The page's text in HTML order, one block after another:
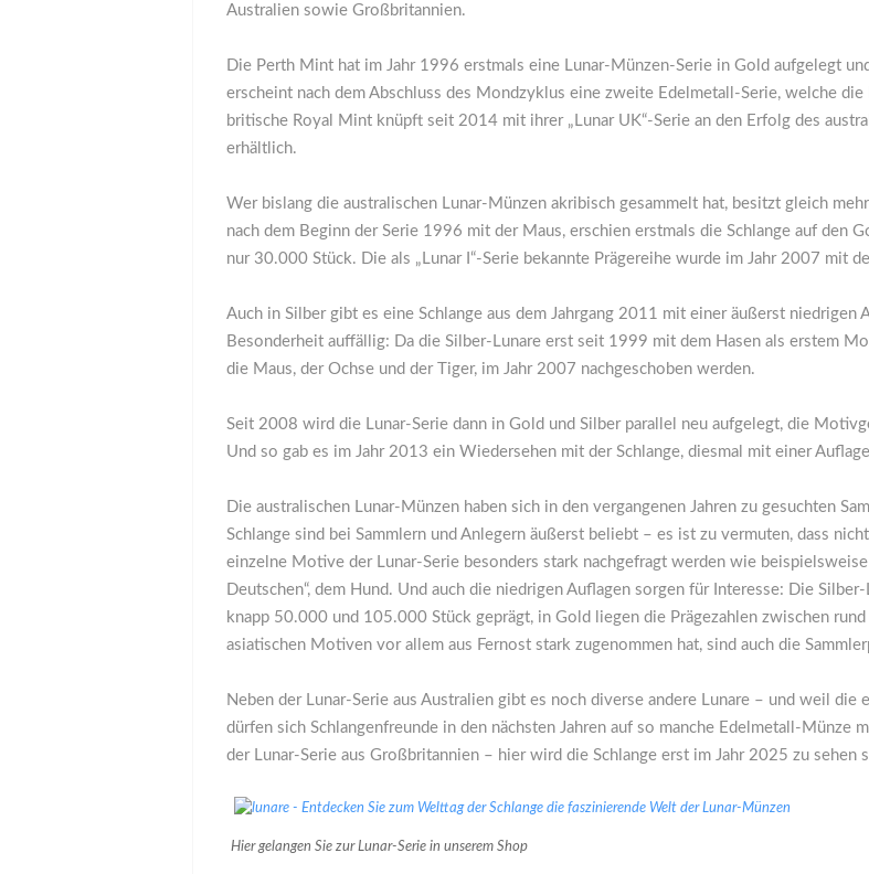
Australien sowie Großbritannien.
Die Perth Mint hat im Jahr 1996 erstmals eine Lunar-Münzen-Serie in Gold aufgelegt
erscheint nach dem Abschluss des Mondzyklus eine zweite Edelmetall-Serie, welche
britische Royal Mint knüpft seit 2014 mit ihrer „Lunar UK“-Serie an den Erfolg des
erhältlich.
Wer bislang die australischen Lunar-Münzen akribisch gesammelt hat, besitzt gleich
nach dem Beginn der Serie 1996 mit der Maus, erschien erstmals die Schlange auf den
nur 30.000 Stück. Die als „Lunar I“-Serie bekannte Prägereihe wurde im Jahr 2007 mit
Auch in Silber gibt es eine Schlange aus dem Jahrgang 2011 mit einer äußerst
Besonderheit auffällig: Da die Silber-Lunare erst seit 1999 mit dem Hasen als erstem
die Maus, der Ochse und der Tiger, im Jahr 2007 nachgeschoben werden.
Seit 2008 wird die Lunar-Serie dann in Gold und Silber parallel neu aufgelegt, die
Und so gab es im Jahr 2013 ein Wiedersehen mit der Schlange, diesmal mit einer
Die australischen Lunar-Münzen haben sich in den vergangenen Jahren zu gesuchten
Schlange sind bei Sammlern und Anlegern äußerst beliebt – es ist zu vermuten, dass
einzelne Motive der Lunar-Serie besonders stark nachgefragt werden wie
Deutschen“, dem Hund. Und auch die niedrigen Auflagen sorgen für Interesse: Die
knapp 50.000 und 105.000 Stück geprägt, in Gold liegen die Prägezahlen zwischen
asiatischen Motiven vor allem aus Fernost stark zugenommen hat, sind auch die
Neben der Lunar-Serie aus Australien gibt es noch diverse andere Lunare – und weil
dürfen sich Schlangenfreunde in den nächsten Jahren auf so manche Edelmetall-Münze
der Lunar-Serie aus Großbritannien – hier wird die Schlange erst im Jahr 2025 zu sehen
Hier gelangen Sie zur Lunar-Serie in unserem Shop